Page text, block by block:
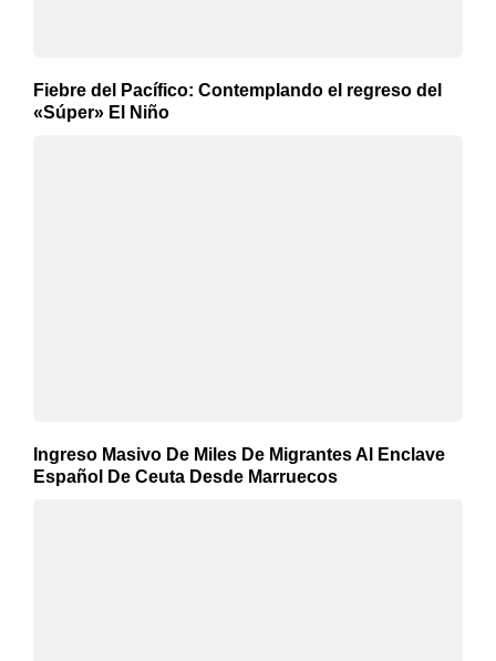
Fiebre del Pacífico: Contemplando el regreso del
«Súper» El Niño
Ingreso Masivo De Miles De Migrantes Al Enclave
Español De Ceuta Desde Marruecos